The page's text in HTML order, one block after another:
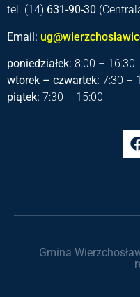
tel. (14) 631-90-30
Email:
poniedziałek: 8:00 – 16:30
wtorek – czwartek: 7:30 –
piątek: 7:30 – 15:00
Gmina